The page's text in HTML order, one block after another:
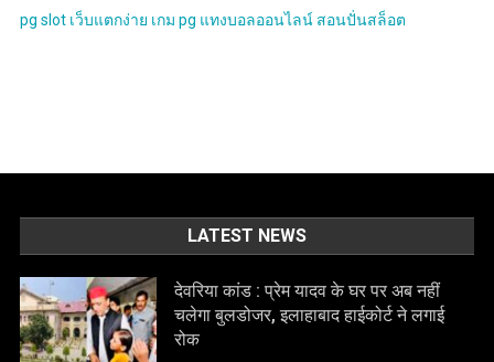
pg slot เว็บแตกง่าย เกม pg แทงบอลออนไลน์ สอนปั่นสล็อต
LATEST NEWS
देवरिया कांड : प्रेम यादव के घर पर अब नहीं
चलेगा बुलडोजर, इलाहाबाद हाईकोर्ट ने लगाई
रोक